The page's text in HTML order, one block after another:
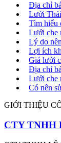
Địa chỉ
Lưới
Tìm hiểu
Lưới che
Lý do
Lợi ích
Giá lưới
Địa chỉ
Lưới che
Có nên
GIỚI THIỆU
CTY TNHH